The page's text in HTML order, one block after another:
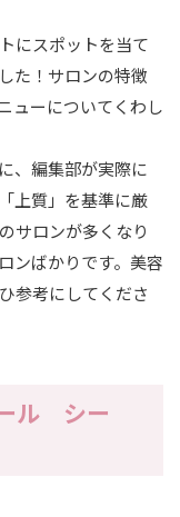
にスポットを当て
た！サロンの特徴
ューについてくわし
、編集部が実際に
上質」を基準に厳
サロンが多くなり
ンばかりです。美容
参考にしてくださ
ル シー